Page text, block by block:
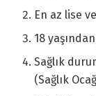
En az lise
18
Sağlık
(Sağlık